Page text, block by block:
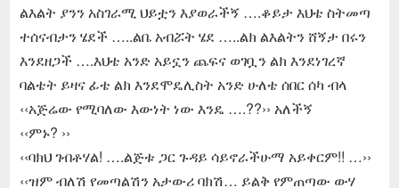
ልእልት ያንን አስገራሚ ህይቷን እያወራችኝ ….ቆይታ እህቴ ስትመጣ
ተሰናብታን ሄደች …..ልቤ አብሯት ሄደ …..ልክ ልእልትን ሸኝታ በሩን
እንደዘጋች ….እህቴ አንድ አይኗን ጨፍና ወገቧን ልክ እንደነገረኛ
ባልቴት ይዛና ፊቴ ልክ እንደሞዴሊስት አንድ ሁለቴ ሰበር ሰካ ብላ
‹‹አጅሬው የሚባለው እውነት ነው እንዴ ….??›› አለችኝ
‹‹ምኑ? ››
‹‹ባክህ ገብቶሃል! ….ልጅቱ ጋር ጉዳይ ሳይኖራችሁማ አይቀርም!! …››
‹‹ዝም ብለሽ የመጣልሽን አታውሪ ባክሽ… ይልቅ የምጠጣው ውሃ